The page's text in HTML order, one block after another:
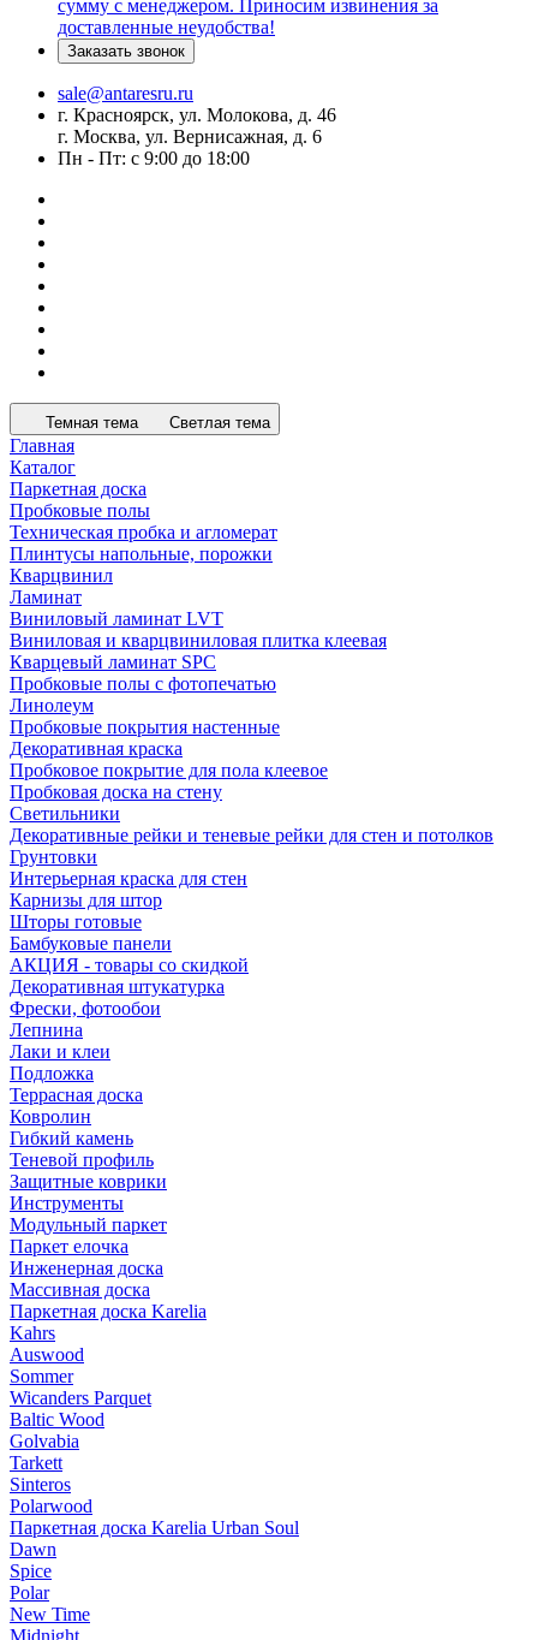
сумму с менеджером. Приносим извинения за
доставленные неудобства!
Заказать звонок
sale@antaresru.ru
г. Красноярск, ул. Молокова, д. 46
г. Москва, ул. Вернисажная, д. 6
Пн - Пт: с 9:00 до 18:00
Темная тема Светлая тема
Главная
Каталог
Паркетная доска
Пробковые полы
Техническая пробка и агломерат
Плинтусы напольные, порожки
Кварцвинил
Ламинат
Виниловый ламинат LVT
Виниловая и кварцвиниловая плитка клеевая
Кварцевый ламинат SPC
Пробковые полы с фотопечатью
Линолеум
Пробковые покрытия настенные
Декоративная краска
Пробковое покрытие для пола клеевое
Пробковая доска на стену
Светильники
Декоративные рейки и теневые рейки для стен и потолков
Грунтовки
Интерьерная краска для стен
Карнизы для штор
Шторы готовые
Бамбуковые панели
АКЦИЯ - товары со скидкой
Декоративная штукатурка
Фрески, фотообои
Лепнина
Лаки и клеи
Подложка
Террасная доска
Ковролин
Гибкий камень
Теневой профиль
Защитные коврики
Инструменты
Модульный паркет
Паркет елочка
Инженерная доска
Массивная доска
Паркетная доска Karelia
Kahrs
Auswood
Sommer
Wicanders Parquet
Baltic Wood
Golvabia
Tarkett
Sinteros
Polarwood
Паркетная доска Karelia Urban Soul
Dawn
Spice
Polar
New Time
Midnight